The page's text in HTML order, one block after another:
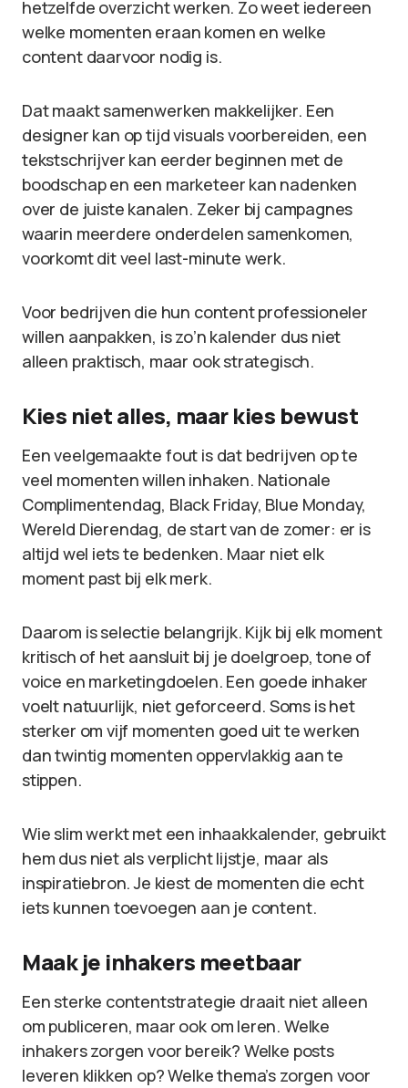
hetzelfde overzicht werken. Zo weet iedereen
welke momenten eraan komen en welke
content daarvoor nodig is.
Dat maakt samenwerken makkelijker. Een
designer kan op tijd visuals voorbereiden, een
tekstschrijver kan eerder beginnen met de
boodschap en een marketeer kan nadenken
over de juiste kanalen. Zeker bij campagnes
waarin meerdere onderdelen samenkomen,
voorkomt dit veel last-minute werk.
Voor bedrijven die hun content professioneler
willen aanpakken, is zo’n kalender dus niet
alleen praktisch, maar ook strategisch.
Kies niet alles, maar kies bewust
Een veelgemaakte fout is dat bedrijven op te
veel momenten willen inhaken. Nationale
Complimentendag, Black Friday, Blue Monday,
Wereld Dierendag, de start van de zomer: er is
altijd wel iets te bedenken. Maar niet elk
moment past bij elk merk.
Daarom is selectie belangrijk. Kijk bij elk moment
kritisch of het aansluit bij je doelgroep, tone of
voice en marketingdoelen. Een goede inhaker
voelt natuurlijk, niet geforceerd. Soms is het
sterker om vijf momenten goed uit te werken
dan twintig momenten oppervlakkig aan te
stippen.
Wie slim werkt met een inhaakkalender, gebruikt
hem dus niet als verplicht lijstje, maar als
inspiratiebron. Je kiest de momenten die echt
iets kunnen toevoegen aan je content.
Maak je inhakers meetbaar
Een sterke contentstrategie draait niet alleen
om publiceren, maar ook om leren. Welke
inhakers zorgen voor bereik? Welke posts
leveren klikken op? Welke thema’s zorgen voor